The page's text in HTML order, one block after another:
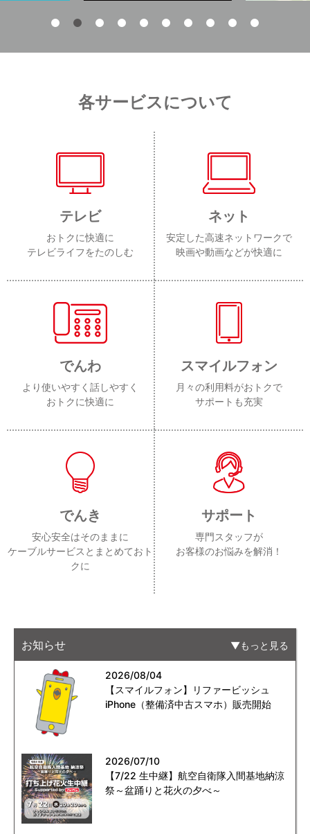
各サービスについて
テレビ
おトクに快適に
テレビライフをたのしむ
ネット
安定した高速ネットワークで
映画や動画などが快適に
でんわ
より使いやすく話しやすく
おトクに快適に
スマイルフォン
月々の利用料がおトクで
サポートも充実
でんき
安心安全はそのままに
ケーブルサービスとまとめておト
クに
サポート
専門スタッフが
お客様のお悩みを解消！
お知らせ もっと見る
2026/08/04
【スマイルフォン】リファービッシュ
iPhone（整備済中古スマホ）販売開始
2026/07/10
【7/22 生中継】航空自衛隊入間基地納涼
祭～盆踊りと花火の夕べ～